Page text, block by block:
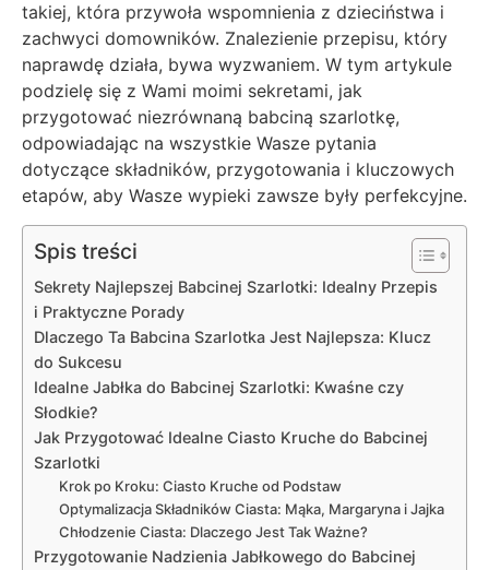
takiej, która przywoła wspomnienia z dzieciństwa i
zachwyci domowników. Znalezienie przepisu, który
naprawdę działa, bywa wyzwaniem. W tym artykule
podzielę się z Wami moimi sekretami, jak
przygotować niezrównaną babciną szarlotkę,
odpowiadając na wszystkie Wasze pytania
dotyczące składników, przygotowania i kluczowych
etapów, aby Wasze wypieki zawsze były perfekcyjne.
Spis treści
Sekrety Najlepszej Babcinej Szarlotki: Idealny Przepis
i Praktyczne Porady
Dlaczego Ta Babcina Szarlotka Jest Najlepsza: Klucz
do Sukcesu
Idealne Jabłka do Babcinej Szarlotki: Kwaśne czy
Słodkie?
Jak Przygotować Idealne Ciasto Kruche do Babcinej
Szarlotki
Krok po Kroku: Ciasto Kruche od Podstaw
Optymalizacja Składników Ciasta: Mąka, Margaryna i Jajka
Chłodzenie Ciasta: Dlaczego Jest Tak Ważne?
Przygotowanie Nadzienia Jabłkowego do Babcinej